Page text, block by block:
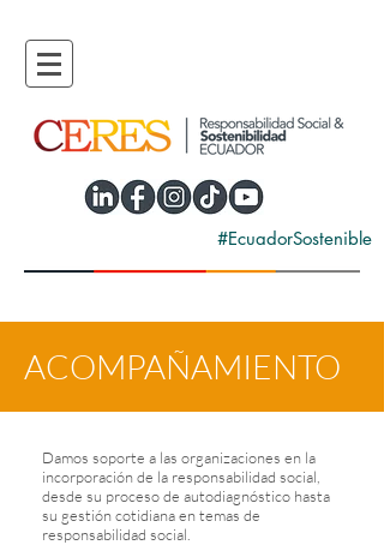
#EcuadorSostenible
ACOMPAÑAMIENTO
Damos soporte a las organizaciones en la
incorporación de la responsabilidad social,
desde su proceso de autodiagnóstico hasta
su gestión cotidiana en temas de
responsabilidad social.